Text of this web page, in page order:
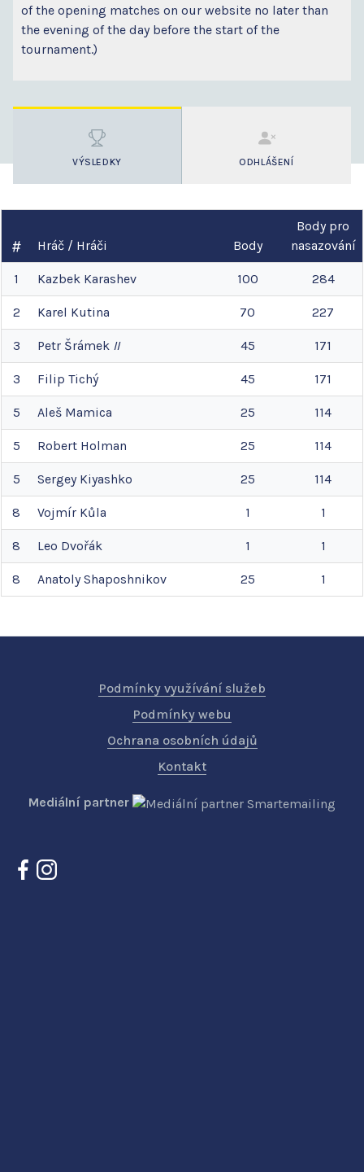
of the opening matches on our website no later than
the evening of the day before the start of the
tournament.)
VÝSLEDKY ODHLÁŠENÍ
Hráč / Hráči Body
Body pro
nasazování
1 Kazbek Karashev 100 284
2 Karel Kutina 70 227
3 Petr Šrámek II 45 171
3 Filip Tichý 45 171
5 Aleš Mamica 25 114
5 Robert Holman 25 114
5 Sergey Kiyashko 25 114
8 Vojmír Kůla 1 1
8 Leo Dvořák 1 1
8 Anatoly Shaposhnikov 25 1
Podmínky využívání služeb
Podmínky webu
Ochrana osobních údajů
Kontakt
Mediální partner